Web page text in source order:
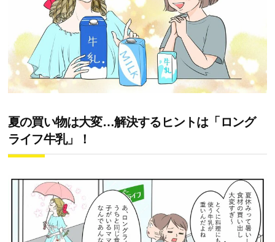
夏の買い物は大変…解決するヒントは「ロング
ライフ牛乳」！